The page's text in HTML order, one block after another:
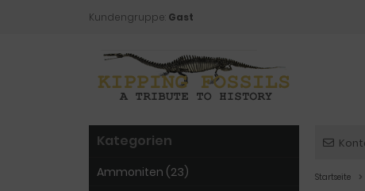
Kundengruppe: Gast
Startseite
Kategorien
Ammoniten (23)